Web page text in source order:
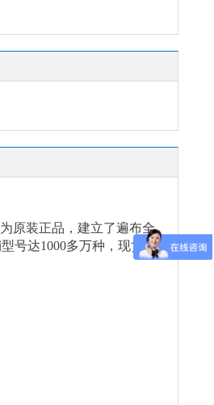
原装正品，建立了遍布全
号达1000多万种，现货能